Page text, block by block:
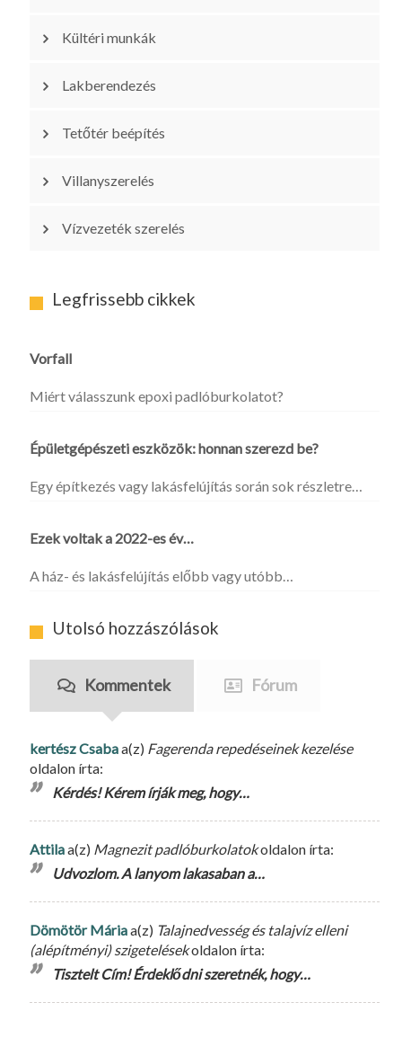
Kültéri munkák
Lakberendezés
Tetőtér beépítés
Villanyszerelés
Vízvezeték szerelés
Legfrissebb cikkek
Vorfall
Miért válasszunk epoxi padlóburkolatot?
Épületgépészeti eszközök: honnan szerezd be?
Egy építkezés vagy lakásfelújítás során sok részletre…
Ezek voltak a 2022-es év…
A ház- és lakásfelújítás előbb vagy utóbb…
Utolsó hozzászólások
Kommentek Fórum
kertész Csabaa(z) Fagerenda repedéseinek kezelése
oldalon írta:
Kérdés! Kérem írják meg, hogy…
Attilaa(z) Magnezit padlóburkolatokoldalon írta:
Udvozlom. A lanyom lakasaban a…
Dömötör Máriaa(z) Talajnedvesség és talajvíz elleni
(alépítményi) szigetelésekoldalon írta:
Tisztelt Cím! Érdeklődni szeretnék, hogy…